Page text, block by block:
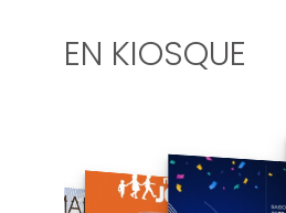
EN KIOSQUE